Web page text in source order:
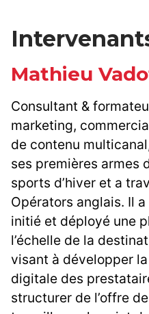
Mathieu
Consultant &
marketing,
de contenu
ses premières armes
sports d’hiver et a
Opérators anglais. Il
initié et déployé une
l’échelle de la
visant à développer
digitale des
structurer de l’offre